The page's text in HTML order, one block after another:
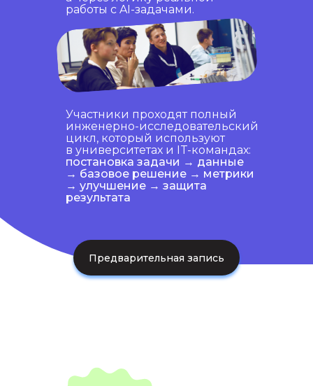
работы с AI-задачами.
Участники проходят полный
инженерно-исследовательский
цикл, который используют
в университетах и IT-командах:
постановка задачи → данные
→ базовое решение → метрики
→ улучшение → защита
результата
Предварительная запись